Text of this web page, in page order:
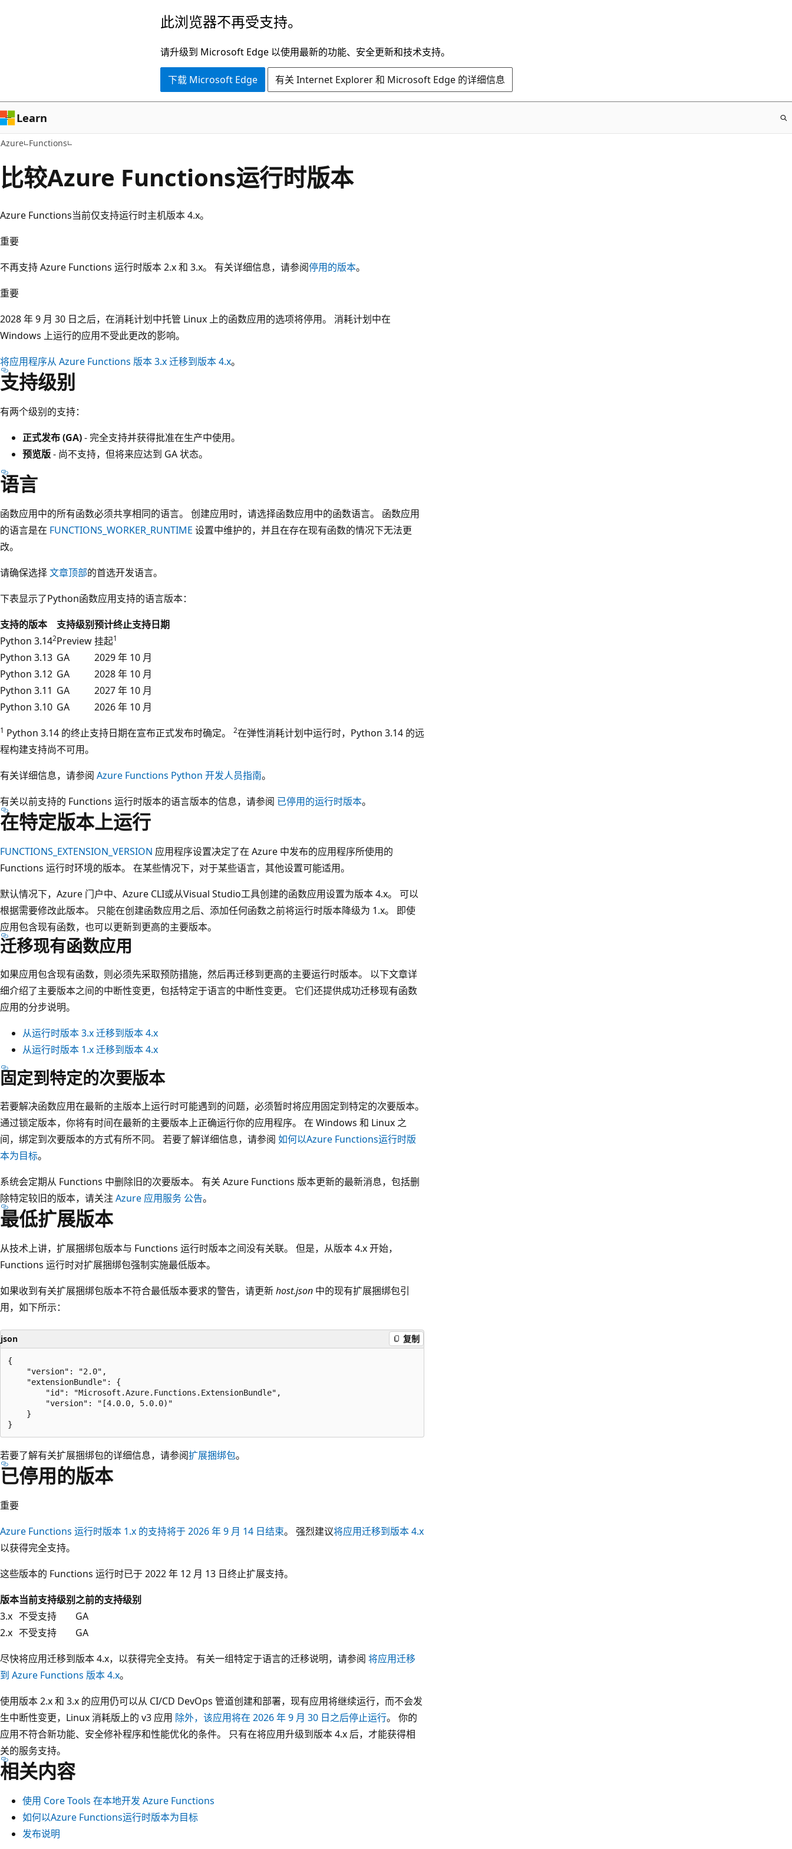
容
此浏览器不再受支持。
请升级到 Microsoft Edge 以使用最新的功能、安全更新和技术支持。
下载 Microsoft Edge 有关 Internet Explorer 和 Microsoft Edge 的详细信息
Learn
Azure Functions
比较Azure Functions运行时版本
Azure Functions当前仅支持运行时主机版本 4.x。
重要
不再支持 Azure Functions 运行时版本 2.x 和 3.x。 有关详细信息，请参阅停用的版本。
重要
2028 年 9 月 30 日之后，在消耗计划中托管 Linux 上的函数应用的选项将停用。 消耗计划中在
Windows 上运行的应用不受此更改的影响。
将应用程序从 Azure Functions 版本 3.x 迁移到版本 4.x。
支持级别
有两个级别的支持：
正式发布 (GA)- 完全支持并获得批准在生产中使用。
预览版- 尚不支持，但将来应达到 GA 状态。
语言
函数应用中的所有函数必须共享相同的语言。 创建应用时，请选择函数应用中的函数语言。 函数应用
的语言是在 FUNCTIONS_WORKER_RUNTIME 设置中维护的，并且在存在现有函数的情况下无法更
改。
请确保选择文章顶部的首选开发语言。
下表显示了Python函数应用支持的语言版本：
支持的版本
支持级别预计终止支持日期
Python 3.142Preview挂起1
Python 3.13 GA
2029 年 10 月
Python 3.12 GA
2028 年 10 月
Python 3.11 GA
2027 年 10 月
Python 3.10 GA 2026 年 10 月
1 Python 3.14 的终止支持日期在宣布正式发布时确定。 2在弹性消耗计划中运行时，Python 3.14 的远
程构建支持尚不可用。
有关详细信息，请参阅 Azure Functions Python 开发人员指南。
有关以前支持的 Functions 运行时版本的语言版本的信息，请参阅 已停用的运行时版本。
在特定版本上运行
FUNCTIONS_EXTENSION_VERSION 应用程序设置决定了在 Azure 中发布的应用程序所使用的
Functions 运行时环境的版本。 在某些情况下，对于某些语言，其他设置可能适用。
默认情况下，Azure 门户中、Azure CLI或从Visual Studio工具创建的函数应用设置为版本 4.x。 可以
根据需要修改此版本。 只能在创建函数应用之后、添加任何函数之前将运行时版本降级为 1.x。 即使
应用包含现有函数，也可以更新到更高的主要版本。
迁移现有函数应用
如果应用包含现有函数，则必须先采取预防措施，然后再迁移到更高的主要运行时版本。 以下文章详
细介绍了主要版本之间的中断性变更，包括特定于语言的中断性变更。 它们还提供成功迁移现有函数
应用的分步说明。
从运行时版本 3.x 迁移到版本 4.x
从运行时版本 1.x 迁移到版本 4.x
固定到特定的次要版本
若要解决函数应用在最新的主版本上运行时可能遇到的问题，必须暂时将应用固定到特定的次要版本。
通过锁定版本，你将有时间在最新的主要版本上正确运行你的应用程序。 在 Windows 和 Linux 之
间，绑定到次要版本的方式有所不同。 若要了解详细信息，请参阅 如何以Azure Functions运行时版
本为目标。
系统会定期从 Functions 中删除旧的次要版本。 有关 Azure Functions 版本更新的最新消息，包括删
除特定较旧的版本，请关注 Azure 应用服务 公告。
最低扩展版本
从技术上讲，扩展捆绑包版本与 Functions 运行时版本之间没有关联。 但是，从版本 4.x 开始，
Functions 运行时对扩展捆绑包强制实施最低版本。
如果收到有关扩展捆绑包版本不符合最低版本要求的警告，请更新host.json 中的现有扩展捆绑包引
用，如下所示：
json 复制
{
    "version": "2.0",
    "extensionBundle": {
        "id": "Microsoft.Azure.Functions.ExtensionBundle",
        "version": "[4.0.0, 5.0.0)"
    }
若要了解有关扩展捆绑包的详细信息，请参阅扩展捆绑包。
已停用的版本
重要
Azure Functions 运行时版本 1.x 的支持将于 2026 年 9 月 14 日结束。 强烈建议将应用迁移到版本 4.x
以获得完全支持。
这些版本的 Functions 运行时已于 2022 年 12 月 13 日终止扩展支持。
版本当前支持级别之前的支持级别
3.x 不受支持
GA
2.x 不受支持
GA
尽快将应用迁移到版本 4.x，以获得完全支持。 有关一组特定于语言的迁移说明，请参阅 将应用迁移
到 Azure Functions 版本 4.x。
使用版本 2.x 和 3.x 的应用仍可以从 CI/CD DevOps 管道创建和部署，现有应用将继续运行，而不会发
生中断性变更，Linux 消耗版上的 v3 应用 除外，该应用将在 2026 年 9 月 30 日之后停止运行。 你的
应用不符合新功能、安全修补程序和性能优化的条件。 只有在将应用升级到版本 4.x 后，才能获得相
关的服务支持。
相关内容
使用 Core Tools 在本地开发 Azure Functions
如何以Azure Functions运行时版本为目标
发布说明